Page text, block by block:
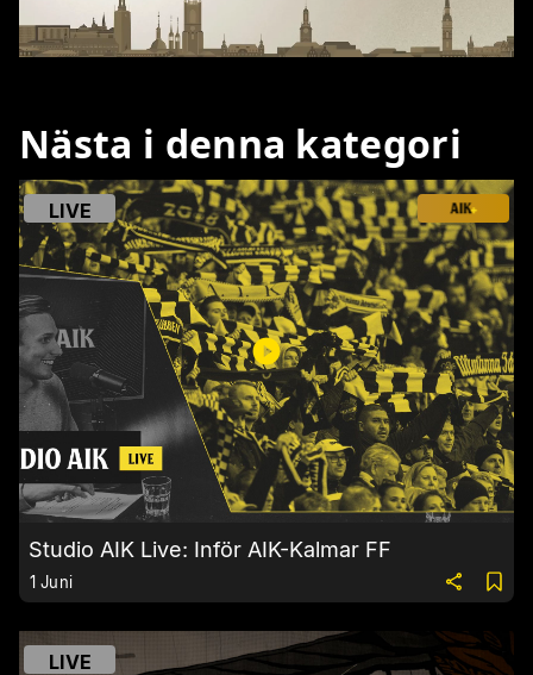
Nästa i denna kategori
LIVE
Studio AIK Live: Inför AIK-Kalmar FF
1 Juni
LIVE